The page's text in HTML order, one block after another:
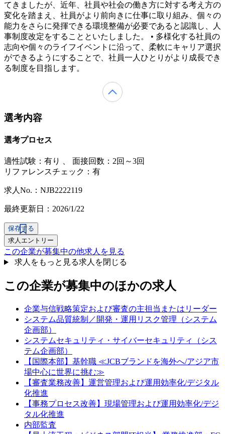
てきましたが、近年、社員や社会の働き方に対する考え方の
変化を踏まえ、社員がより前向きに仕事に取り組み、個々の
能力をさらに発揮できる環境整備が必要であると認識し、人
事制度改定をすることといたしました。 • 多様化する社員の
志向や個々のライフイベントに沿って、柔軟にキャリア選択
ができるようにすることで、社員一人ひとりがより成長でき
る制度を目指します。
選考内容
選考プロセス
適性試験： 有り
面接回数：2回～3回
リファレンスチェック：有
求人No.：NJB2222119
最終更新日：2026/1/22
保存する
求人エントリー
この企業が募集中の他求人を見る
求人をもっと見る求人を閉じる
この企業が募集中のほかの求人
企業与信戦略策定および審査の主担当またはリーダー
システム品質統制／開発・運用リスク管理（システム
企画部）
システムセキュリティ・サイバーセキュリティ（シス
テム企画部）
【国際本部】基幹職 ≪JCBブランドを海外へ/アジア市
場中心に世界に挑む≫
【審査業務改善】運営管理および運用効率化/デジタル
化推進
【事務プロセス改善】現場管理および運用効率化/デジ
タル化推進
内部監査